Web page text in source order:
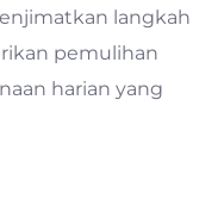
langkah
pemulihan
harian yang